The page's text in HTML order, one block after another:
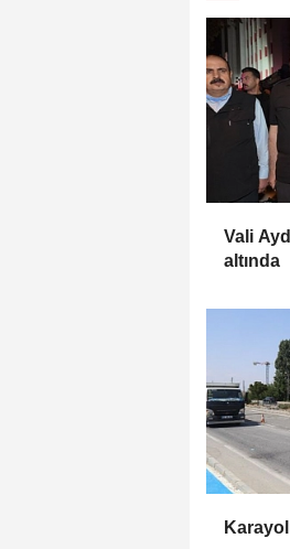
Vali
altında